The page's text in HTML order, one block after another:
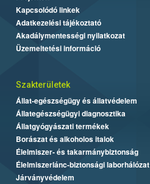
Kapcsolódó linkek
Adatkezelési tájékoztató
Akadálymentességi nyilatkozat
Üzemeltetési információ
Szakterületek
Állat-egészségügy és állatvédelem
Állategészségügyi diagnosztika
Állatgyógyászati termékek
Borászat és alkoholos italok
Élelmiszer- és takarmánybiztonság
Élelmiszerlánc-biztonsági laborhálózat
Járványvédelem